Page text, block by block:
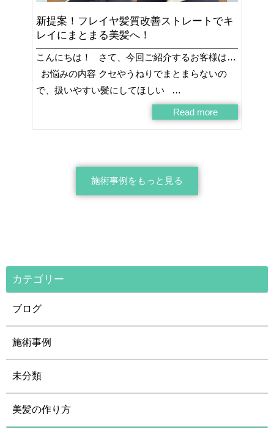
新提案！フレイヤ髪質改善ストレートでキ
レイにまとまる美髪へ！
こんにちは！ さて、今回ご紹介するお客様は…
お悩みの内容 クセやうねりでまとまらないの
で、扱いやすい髪にしてほしい …
Read more
施術事例をもっと見る
カテゴリー
ブログ
施術事例
未分類
美髪の作り方